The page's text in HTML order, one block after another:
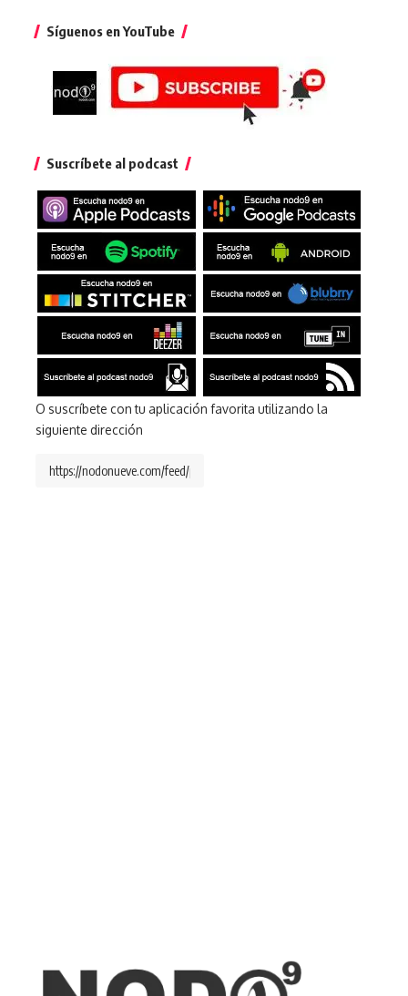
Síguenos en YouTube
Suscríbete al podcast
O suscríbete con tu aplicación favorita utilizando la
siguiente dirección